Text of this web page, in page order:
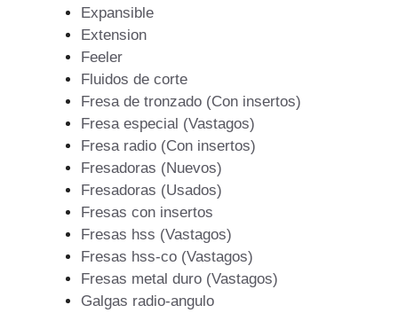
Expansible
Extension
Feeler
Fluidos de corte
Fresa de tronzado (Con insertos)
Fresa especial (Vastagos)
Fresa radio (Con insertos)
Fresadoras (Nuevos)
Fresadoras (Usados)
Fresas con insertos
Fresas hss (Vastagos)
Fresas hss-co (Vastagos)
Fresas metal duro (Vastagos)
Galgas radio-angulo